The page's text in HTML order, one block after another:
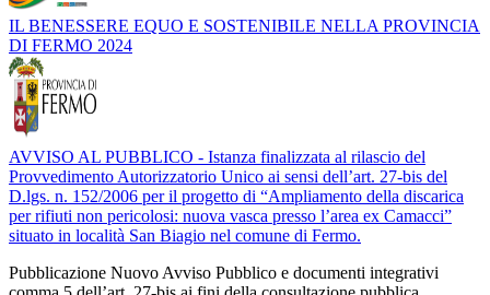
IL BENESSERE EQUO E SOSTENIBILE NELLA PROVINCIA
DI FERMO 2024
AVVISO AL PUBBLICO - Istanza finalizzata al rilascio del
Provvedimento Autorizzatorio Unico ai sensi dell’art. 27-bis del
D.lgs. n. 152/2006 per il progetto di “Ampliamento della discarica
per rifiuti non pericolosi: nuova vasca presso l’area ex Camacci”
situato in località San Biagio nel comune di Fermo.
Pubblicazione Nuovo Avviso Pubblico e documenti integrativi